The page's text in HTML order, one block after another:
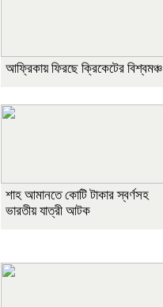
আফ্রিকায় ফিরছে ক্রিকেটের বিশ্বমঞ্চ
শাহ আমানতে কোটি টাকার স্বর্ণসহ
ভারতীয় যাত্রী আটক